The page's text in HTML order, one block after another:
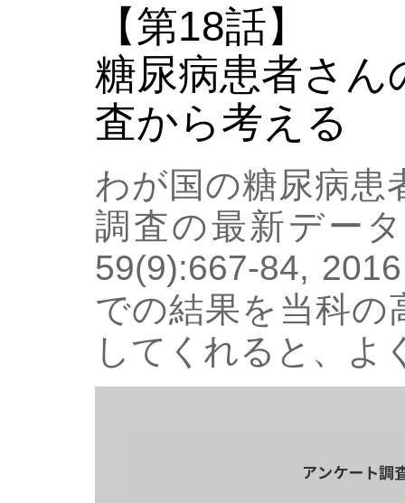
【第18話】
糖尿病患者さん
査から考える
わが国の糖尿病患
調査の最新デー
59(9):667-84,
での結果を当科の
してくれると、よ